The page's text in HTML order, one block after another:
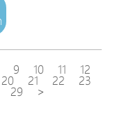
9 10 11 12
20 21 22 23
29 >